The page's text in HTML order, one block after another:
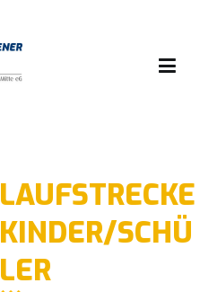
LAUFSTRECKE
KINDER/SCHÜ
LER